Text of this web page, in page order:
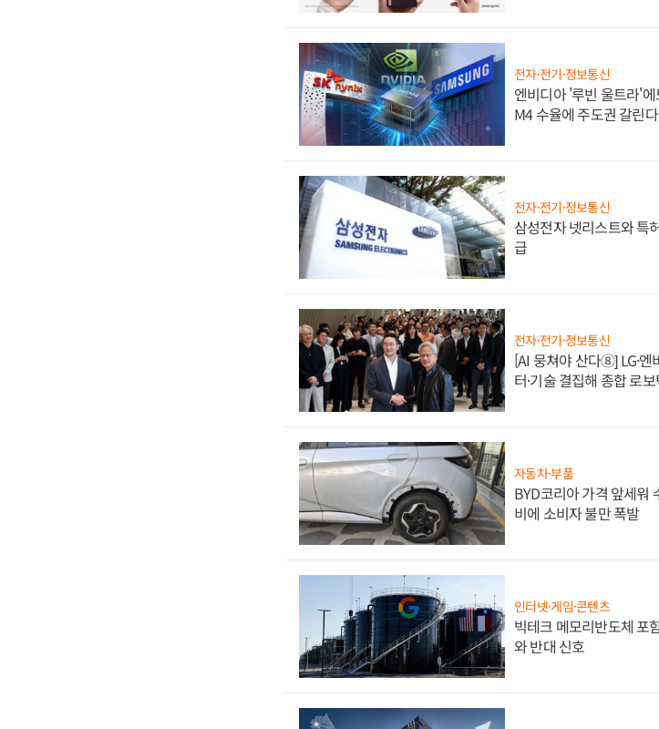
전자·전기·정보통신
엔비디아 '루빈 울트라'
M4 수율에 주도권 갈린다
전자·전기·정보통신
삼성전자 넷리스트와 특
급
전자·전기·정보통신
[AI 뭉쳐야 산다⑧] LG·엔
터·기술 결집해 종합 로
자동차·부품
BYD코리아 가격 앞세워
비에 소비자 불만 폭발
인터넷·게임·콘텐츠
빅테크 메모리반도체 포
와 반대 신호